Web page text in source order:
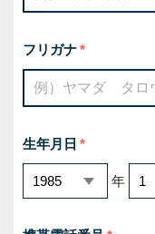
フリガナ
生年月日
年